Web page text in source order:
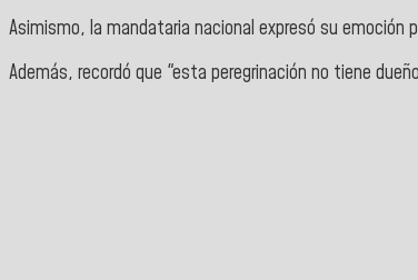
Asimismo, la mandataria nacional expresó su
Además, recordó que "esta peregrinación no tiene